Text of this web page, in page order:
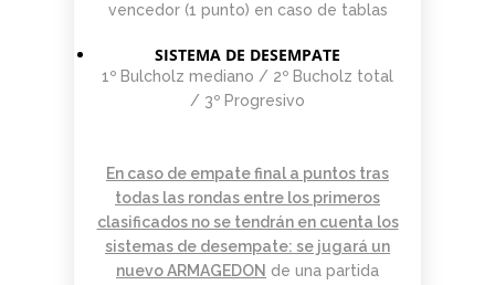
vencedor (1 punto) en caso de tablas
SISTEMA DE DESEMPATE
1º Bulcholz mediano / 2º Bucholz total
/ 3º Progresivo
En caso de empate final a puntos tras
todas las rondas entre los primeros
clasificados no se tendrán en cuenta los
sistemas de desempate: se jugará un
nuevoARMAGEDON de una partida